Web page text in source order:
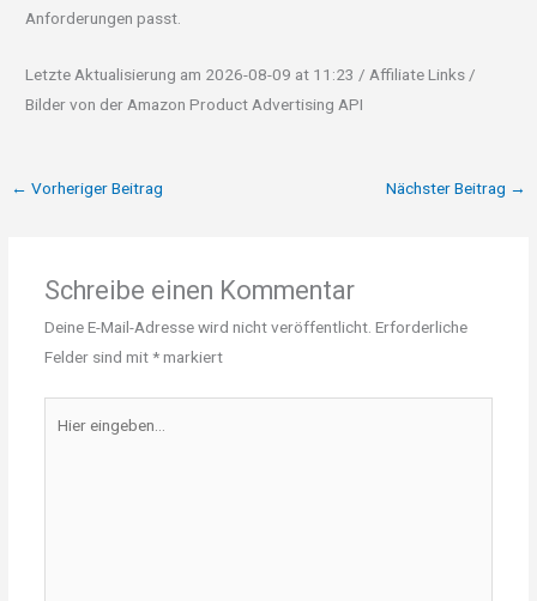
Anforderungen passt.
Letzte Aktualisierung am 2026-08-09 at 11:23 / Affiliate Links /
Bilder von der Amazon Product Advertising API
← Vorheriger Beitrag Nächster Beitrag →
Schreibe einen Kommentar
Deine E-Mail-Adresse wird nicht veröffentlicht. Erforderliche
Felder sind mit*markiert
eingeben…